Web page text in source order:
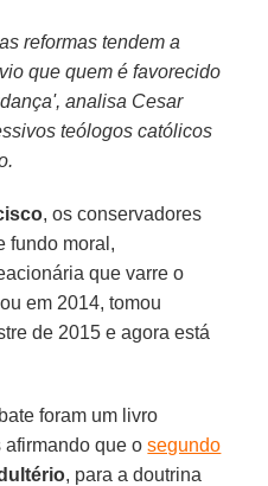
reformas tendem a
que quem é favorecido
analisa Cesar
teólogos católicos
, os conservadores
fundo moral,
que varre o
em 2014, tomou
de 2015 e agora está
foram um livro
afirmando que osegundo
, para a doutrina